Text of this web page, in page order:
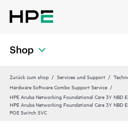
Shop
Zurück zum shop Services und Support
Hardware Software Combo Support Service
HPE Aruba Networking Foundational Care 3Y NBD
HPE Aruba Networking Foundational Care 3Y NBD
POE Switch SVC